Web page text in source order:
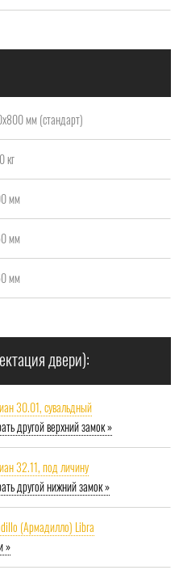
мм (стандарт)
кг
мм
мм
мм
двери):
30.01, сувальдный
другой верхний замок »
32.11, под личину
другой нижний замок »
(Армадилло) Libra
»